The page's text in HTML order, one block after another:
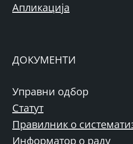
Апликација
ДОКУМЕНТИ
Управни одбор
Статут
Правилник о
Информатор о раду